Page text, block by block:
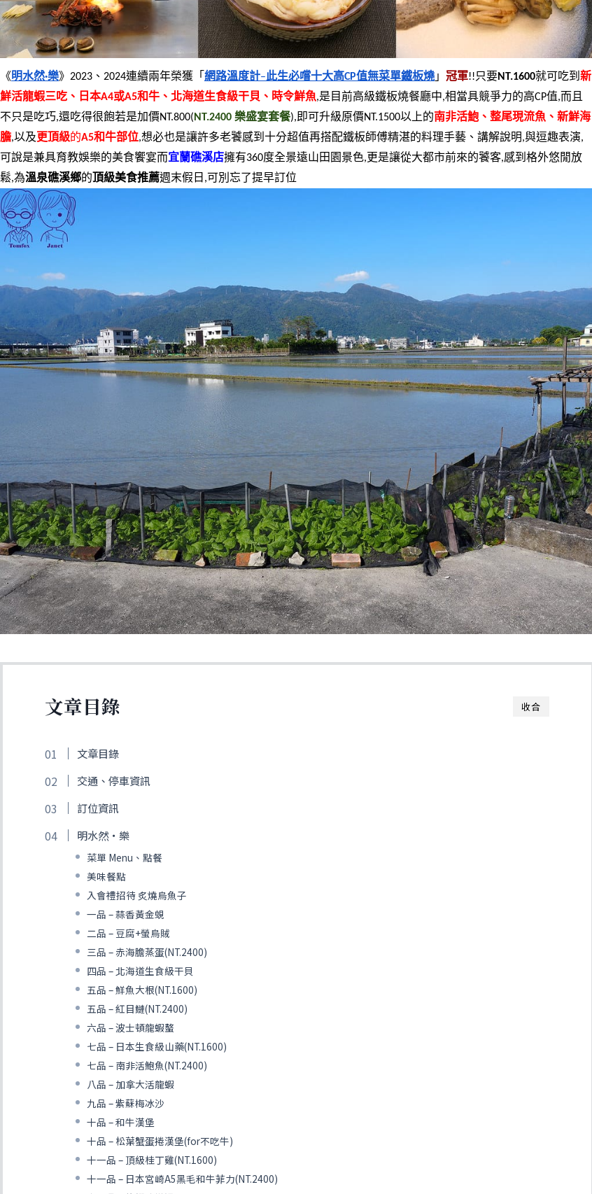
《明水然·樂》2023、2024連續兩年榮獲「 網路溫度計–此生必嚐十大高CP值無菜單鐵板燒 」 冠軍!!只要NT.1600就可吃到新
鮮活龍蝦三吃、日本A4或A5和牛、北海道生食級干貝、時令鮮魚,是目前高級鐵板燒餐廳中,相當具競爭力的高CP值,而且
不只是吃巧,還吃得很飽若是加價NT.800(NT.2400 樂盛宴套餐),即可升級原價NT.1500以上的南非活鮑、整尾現流魚、新鮮海
膽,以及更頂級的A5和牛部位,想必也是讓許多老饕感到十分超值再搭配鐵板師傅精湛的料理手藝、講解說明,與逗趣表演,
可說是兼具育教娛樂的美食饗宴而宜蘭礁溪店擁有360度全景遠山田園景色,更是讓從大都市前來的饕客,感到格外悠閒放
鬆,為溫泉礁溪鄉的頂級美食推薦週末假日,可別忘了提早訂位
收合
文章目錄
文章目錄
交通、停車資訊
訂位資訊
明水然・樂
菜單 Menu、點餐
美味餐點
入會禮招待 炙燒烏魚子
一品 – 蒜香黃金蜆
二品 – 豆腐+螢烏賊
三品 – 赤海膽蒸蛋(NT.2400)
四品 – 北海道生食級干貝
五品 – 鮮魚大根(NT.1600)
五品 – 紅目鰱(NT.2400)
六品 – 波士頓龍蝦螯
七品 – 日本生食級山藥(NT.1600)
七品 – 南非活鮑魚(NT.2400)
八品 – 加拿大活龍蝦
九品 – 紫蘇梅冰沙
十品 – 和牛漢堡
十品 – 松葉蟹蛋捲漢堡(for不吃牛)
十一品 – 頂級桂丁雞(NT.1600)
十一品 – 日本宮崎A5黑毛和牛菲力(NT.2400)